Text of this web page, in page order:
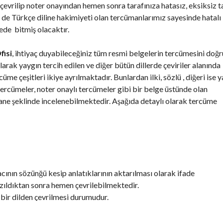
noter onayından hemen sonra tarafınıza hatasız, eksiksiz
Türkçe diline hakimiyeti olan tercümanlarımız sayesinde
bitmiş olacaktır.
, ihtiyaç duyabileceğiniz tüm resmi belgelerin tercümesini
yaygın tercih edilen ve diğer bütün dillerde çeviriler alanında
çeşitleri ikiye ayrılmaktadır. Bunlardan ilki, sözlü , diğeri ise
noter onaylı tercümeler gibi bir belge üstünde olan
şeklinde incelenebilmektedir. Aşağıda detaylı olarak tercüme
sözünğü kesip anlatıklarının aktarılması olarak ifade
sonra hemen çevrilebilmektedir.
dilden çevrilmesi durumudur.